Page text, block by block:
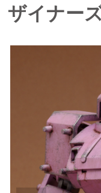
ザイナーズ